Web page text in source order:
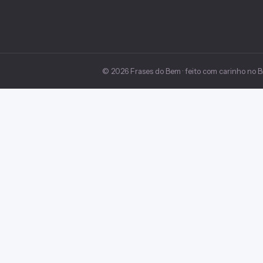
© 2026 Frases do Bem · feito com carinho no